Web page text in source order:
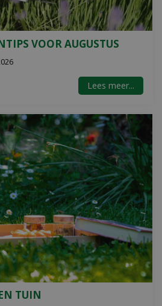
VOOR AUGUSTUS
Lees meer...
TUIN